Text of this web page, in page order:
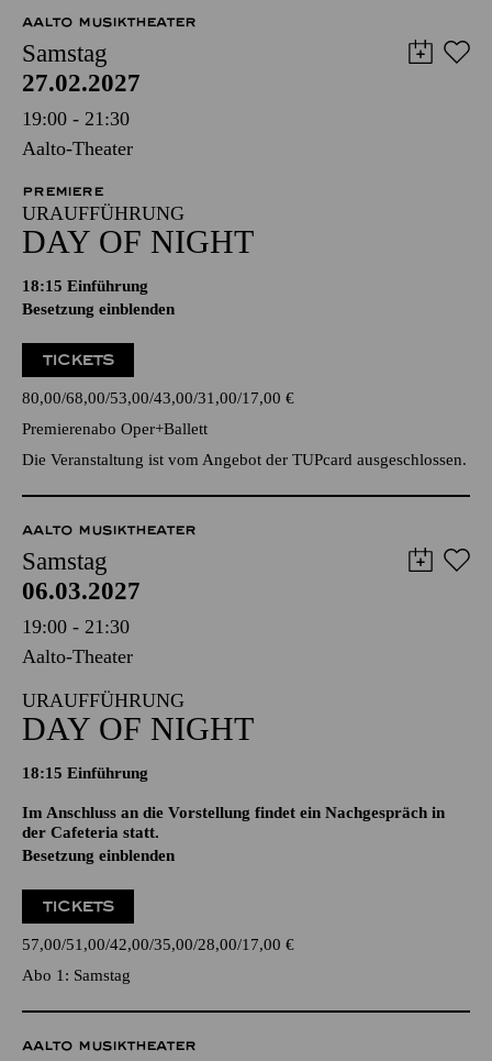
AALTO MUSIKTHEATER
Samstag
27.02.2027
19:00 - 21:30
Aalto-Theater
PREMIERE
URAUFFÜHRUNG
DAY OF NIGHT
18:15 Einführung
Besetzung einblenden
TICKETS
80,00 68,00 53,00 43,00 31,00 17,00 €
Premierenabo Oper+Ballett
Die Veranstaltung ist vom Angebot der TUPcard ausgeschlossen.
AALTO MUSIKTHEATER
Samstag
06.03.2027
19:00 - 21:30
Aalto-Theater
URAUFFÜHRUNG
DAY OF NIGHT
18:15 Einführung
Im Anschluss an die Vorstellung findet ein Nachgespräch in
der Cafeteria statt.
Besetzung einblenden
TICKETS
57,00 51,00 42,00 35,00 28,00 17,00 €
Abo 1: Samstag
AALTO MUSIKTHEATER